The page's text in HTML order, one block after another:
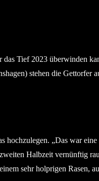
Tief 2023 überwinden
stehen die Gettorfer
hochzulegen. „Das war
Halbzeit vernünftig
sehr holprigen Rasen,